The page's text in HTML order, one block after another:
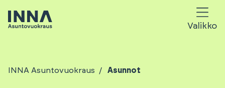
Valikko
INNA Asuntovuokraus Asunnot